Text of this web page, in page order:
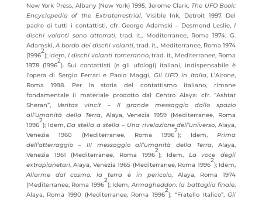
New York Press, Albany (New York) 1995; Jerome Clark, The UFO Book:
Encyclopedia of the Extraterrestrial, Visible Ink, Detroit 1997. Del
padre di tutti i contattisti, cfr. George Adamski – Desmond Leslie,I
dischi volanti sono atterrati, trad. it., Mediterranee, Roma 1974; G.
Adamski,A bordo dei dischi volanti, trad. it., Mediterranee, Roma 1974
(1996
2
); Idem,I dischi volanti torneranno, trad. it., Mediterranee, Roma
1978 (1996
2
). Sui contattisti (e gli ufologi) italiani, indispensabile è
l’opera di Sergio Ferrari e Paolo Maggi, Gli UFO in Italia, L’Airone,
Roma 1998. Per la storia del contattismo italiano, rimane
fondamentale il materiale prodotto dal Centro Alaya: cfr. “Ashtar
Sheran”, Veritas vincit – Il grande messaggio dallo spazio
all’umanità della Terra, Alaya, Venezia 1959 (Mediterranee, Roma
1996
2
); Idem,Da stella a stella – Una rivelazione dell’universo, Alaya,
Venezia 1960 (Mediterranee, Roma 1996
2
); Idem,Prima
dell’atterraggio – III messaggio all’umanità della Terra, Alaya,
Venezia 1961 (Mediterranee, Roma 1996
2
); Idem, La voce degli
extraplanetari, Alaya, Venezia 1965 (Mediterranee, Roma 1996
2
); Idem,
Allarme dal cosmo: la terra è in pericolo, Alaya, Roma 1974
(Mediterranee, Roma 1996
2
); Idem,Armagheddon: la battaglia finale,
Alaya, Roma 1990 (Mediterranee, Roma 1996
2
); “Fratello Italico”,Gli